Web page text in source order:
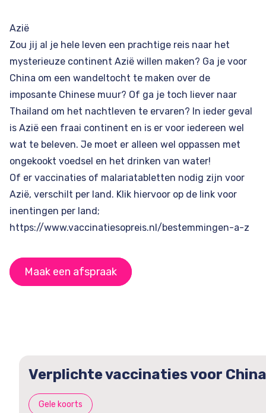
Azië
Zou jij al je hele leven een prachtige reis naar het
mysterieuze continent Azië willen maken? Ga je voor
China om een wandeltocht te maken over de
imposante Chinese muur? Of ga je toch liever naar
Thailand om het nachtleven te ervaren? In ieder geval
is Azië een fraai continent en is er voor iedereen wel
wat te beleven. Je moet er alleen wel oppassen met
ongekookt voedsel en het drinken van water!
Of er vaccinaties of malariatabletten nodig zijn voor
Azië, verschilt per land. Klik hiervoor op de link voor
inentingen per land;
https://www.vaccinatiesopreis.nl/bestemmingen-a-z
Maak een afspraak
Verplichte vaccinaties voor China
Gele koorts